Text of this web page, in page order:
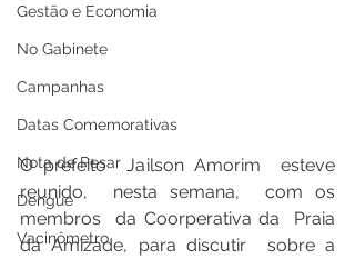
Gestão e Economia
No Gabinete
Campanhas
Datas Comemorativas
Nota de Pesar
Dengue
Vacinômetro
O prefeito  Jailson Amorim  esteve
reunido,  nesta semana,  com os
membros  da Coorperativa da  Praia
da Amizade, para discutir  sobre a